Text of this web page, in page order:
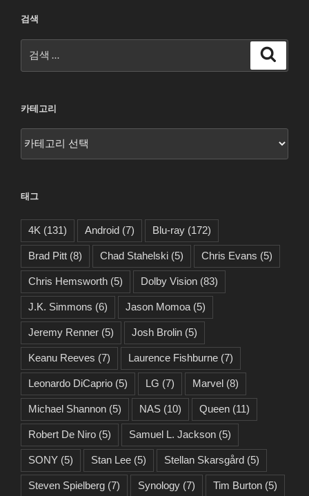
검색
색:
카테고리
태그
4K (131) Android (7) Blu-ray (172)
Brad Pitt (8) Chad Stahelski (5) Chris Evans (5)
Chris Hemsworth (5) Dolby Vision (83)
J.K. Simmons (6) Jason Momoa (5)
Jeremy Renner (5) Josh Brolin (5)
Keanu Reeves (7) Laurence Fishburne (7)
Leonardo DiCaprio (5) LG (7) Marvel (8)
Michael Shannon (5) NAS (10) Queen (11)
Robert De Niro (5) Samuel L. Jackson (5)
SONY (5) Stan Lee (5) Stellan Skarsgård (5)
Steven Spielberg (7) Synology (7) Tim Burton (5)